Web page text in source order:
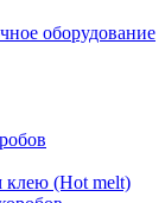
оборудование
клею (Hot melt)